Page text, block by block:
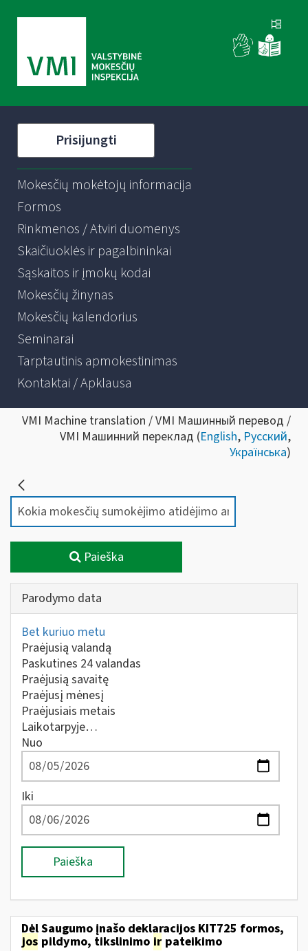
Prisijungti
Mokesčių mokėtojų informacija
Formos
Rinkmenos / Atviri duomenys
Skaičiuoklės ir pagalbininkai
Sąskaitos ir įmokų kodai
Mokesčių žinynas
Mokesčių kalendorius
Seminarai
Tarptautinis apmokestinimas
Kontaktai / Apklausa
VMI Machine translation / VMI Машинный перевод /
VMI Машинний переклад (English, Русский,
Українська)
Paieška
Parodymo data
Bet kuriuo metu
Praėjusią valandą
Paskutines 24 valandas
Praėjusią savaitę
Praėjusį mėnesį
Praėjusiais metais
Laikotarpyje…
Nuo
Iki
Paieška
Dėl Saugumo įnašo deklaracijos KIT725 formos,
jos pildymo, tikslinimo ir pateikimo